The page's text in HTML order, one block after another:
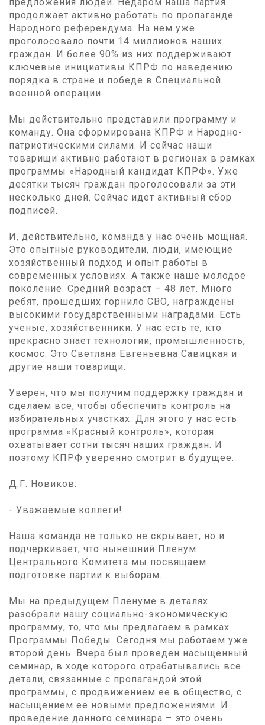
предложения людей. Недаром наша партия
продолжает активно работать по пропаганде
Народного референдума. На нем уже
проголосовало почти 14 миллионов наших
граждан. И более 90% из них поддерживают
ключевые инициативы КПРФ по наведению
порядка в стране и победе в Специальной
военной операции.
Мы действительно представили программу и
команду. Она сформирована КПРФ и Народно-
патриотическими силами. И сейчас наши
товарищи активно работают в регионах в рамках
программы «Народный кандидат КПРФ». Уже
десятки тысяч граждан проголосовали за эти
несколько дней. Сейчас идет активный сбор
подписей.
И, действительно, команда у нас очень мощная.
Это опытные руководители, люди, имеющие
хозяйственный подход и опыт работы в
современных условиях. А также наше молодое
поколение. Средний возраст – 48 лет. Много
ребят, прошедших горнило СВО, награждены
высокими государственными наградами. Есть
ученые, хозяйственники. У нас есть те, кто
прекрасно знает технологии, промышленность,
космос. Это Светлана Евгеньевна Савицкая и
другие наши товарищи.
Уверен, что мы получим поддержку граждан и
сделаем все, чтобы обеспечить контроль на
избирательных участках. Для этого у нас есть
программа «Красный контроль», которая
охватывает сотни тысяч наших граждан. И
поэтому КПРФ уверенно смотрит в будущее.
Д.Г. Новиков:
- Уважаемые коллеги!
Наша команда не только не скрывает, но и
подчеркивает, что нынешний Пленум
Центрального Комитета мы посвящаем
подготовке партии к выборам.
Мы на предыдущем Пленуме в деталях
разобрали нашу социально-экономическую
программу, то, что мы предлагаем в рамках
Программы Победы. Сегодня мы работаем уже
второй день. Вчера был проведен насыщенный
семинар, в ходе которого отрабатывались все
детали, связанные с пропагандой этой
программы, с продвижением ее в общество, с
насыщением ее новыми предложениями. И
проведение данного семинара – это очень